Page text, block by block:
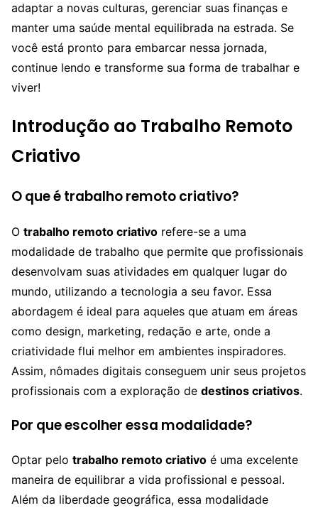
adaptar a novas culturas, gerenciar suas finanças e
manter uma saúde mental equilibrada na estrada. Se
você está pronto para embarcar nessa jornada,
continue lendo e transforme sua forma de trabalhar e
viver!
Introdução ao Trabalho Remoto
Criativo
O que é trabalho remoto criativo?
O trabalho remoto criativo refere-se a uma
modalidade de trabalho que permite que profissionais
desenvolvam suas atividades em qualquer lugar do
mundo, utilizando a tecnologia a seu favor. Essa
abordagem é ideal para aqueles que atuam em áreas
como design, marketing, redação e arte, onde a
criatividade flui melhor em ambientes inspiradores.
Assim, nômades digitais conseguem unir seus projetos
profissionais com a exploração de destinos criativos.
Por que escolher essa modalidade?
Optar pelo trabalho remoto criativo é uma excelente
maneira de equilibrar a vida profissional e pessoal.
Além da liberdade geográfica, essa modalidade